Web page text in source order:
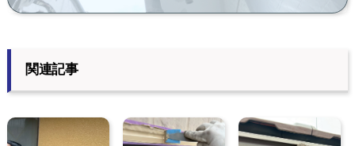
関連記事